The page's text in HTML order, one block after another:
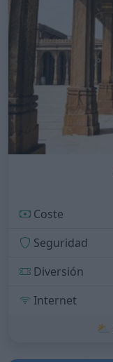
Coste
Seguridad
Diversión
Internet
⛅